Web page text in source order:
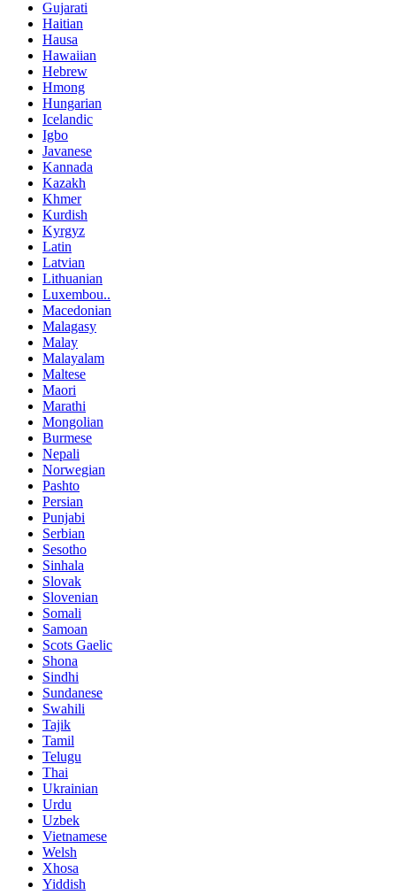
Gujarati
Haitian
Hausa
Hawaiian
Hebrew
Hmong
Hungarian
Icelandic
Igbo
Javanese
Kannada
Kazakh
Khmer
Kurdish
Kyrgyz
Latin
Latvian
Lithuanian
Luxembou..
Macedonian
Malagasy
Malay
Malayalam
Maltese
Maori
Marathi
Mongolian
Burmese
Nepali
Norwegian
Pashto
Persian
Punjabi
Serbian
Sesotho
Sinhala
Slovak
Slovenian
Somali
Samoan
Scots Gaelic
Shona
Sindhi
Sundanese
Swahili
Tajik
Tamil
Telugu
Thai
Ukrainian
Urdu
Uzbek
Vietnamese
Welsh
Xhosa
Yiddish